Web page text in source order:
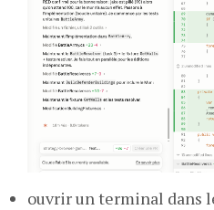
ouvrir un terminal dans